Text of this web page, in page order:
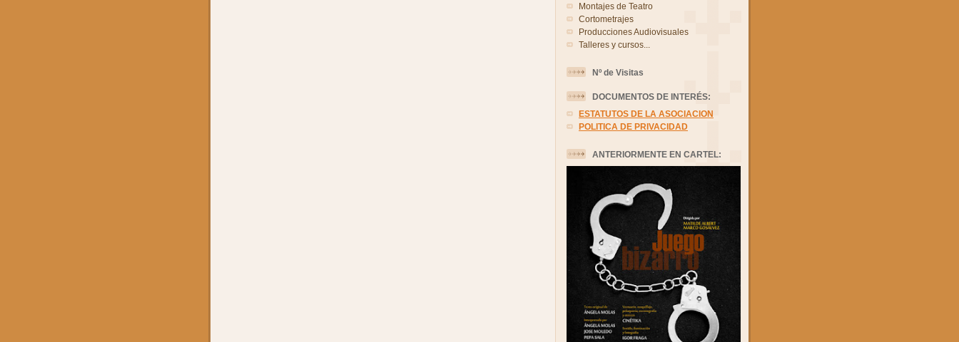
Montajes de Teatro
Cortometrajes
Producciones Audiovisuales
Talleres y cursos...
Nº de Visitas
DOCUMENTOS DE INTERÉS:
ESTATUTOS DE LA ASOCIACION
POLITICA DE PRIVACIDAD
ANTERIORMENTE EN CARTEL: